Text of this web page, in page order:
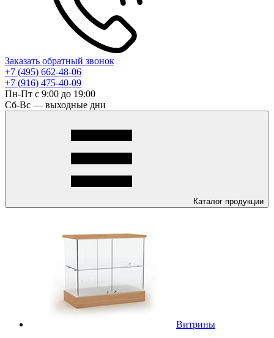
Заказать обратный звонок
+7 (495) 662-48-06
+7 (916) 475-40-09
Пн-Пт с 9:00 до 19:00
Сб-Вс — выходные дни
Каталог продукции
Витрины